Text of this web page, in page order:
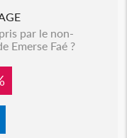
par le non-
Emerse Faé ?